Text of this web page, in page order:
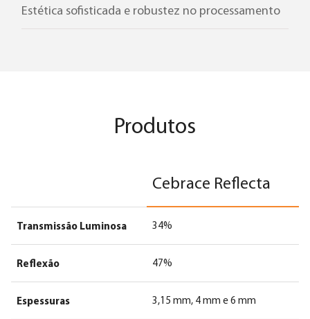
Estética sofisticada e robustez no processamento
Produtos
Cebrace Reflecta
Transmissão Luminosa 34%
Reflexão 47%
Espessuras 3,15 mm, 4 mm e 6 mm